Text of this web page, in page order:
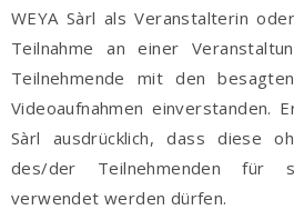
WEYA Sàrl als Veranstalterin
Teilnahme an einer
Teilnehmende mit den
Videoaufnahmen einverstanden.
Sàrl ausdrücklich, dass diese
des/der Teilnehmenden für
verwendet werden dürfen.